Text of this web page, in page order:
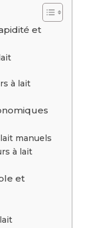
et
à lait
manuels
à lait
et